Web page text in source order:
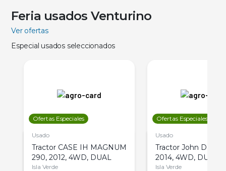
Feria usados Venturino
Ver ofertas
Especial usados seleccionados
Ofertas Especiales
Usado
Tractor CASE IH MAGNUM
290, 2012, 4WD, DUAL
Isla Verde
Ofertas Especiales
Usado
Tractor John Deere
2014, 4WD, DUAL
Isla Verde